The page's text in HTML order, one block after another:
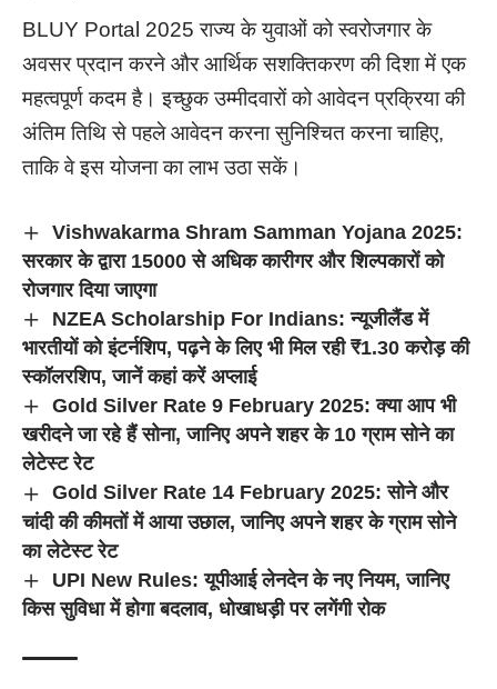
BLUY Portal 2025 राज्य के युवाओं को स्वरोजगार के
अवसर प्रदान करने और आर्थिक सशक्तिकरण की दिशा में एक
महत्वपूर्ण कदम है। इच्छुक उम्मीदवारों को आवेदन प्रक्रिया की
अंतिम तिथि से पहले आवेदन करना सुनिश्चित करना चाहिए,
ताकि वे इस योजना का लाभ उठा सकें।
Vishwakarma Shram Samman Yojana 2025:
सरकार के द्वारा 15000 से अधिक कारीगर और शिल्पकारों को
रोजगार दिया जाएगा
NZEA Scholarship For Indians: न्यूजीलैंड में
भारतीयों को इंटर्नशिप, पढ़ने के लिए भी मिल रही ₹1.30 करोड़ की
स्कॉलरशिप, जानें कहां करें अप्लाई
Gold Silver Rate 9 February 2025: क्या आप भी
खरीदने जा रहे हैं सोना, जानिए अपने शहर के 10 ग्राम सोने का
लेटेस्ट रेट
Gold Silver Rate 14 February 2025: सोने और
चांदी की कीमतों में आया उछाल, जानिए अपने शहर के ग्राम सोने
का लेटेस्ट रेट
UPI New Rules: यूपीआई लेनदेन के नए नियम, जानिए
किस सुविधा में होगा बदलाव, धोखाधड़ी पर लगेंगी रोक